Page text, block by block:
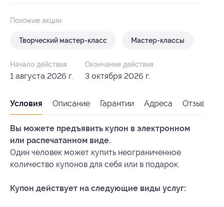
Похожие акции
Творческий мастер-класс Мастер-классы
Начало действия
1 августа 2026 г.
Окончание действия
3 октября 2026 г.
Условия Описание Гарантии Адреса Отзывы
Вы можете предъявить купон в электронном
или распечатанном виде.
Один человек может купить неограниченное
количество купонов для себя или в подарок.
Купон действует на следующие виды услуг: